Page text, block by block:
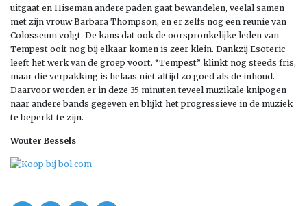
uitgaat en Hiseman andere paden gaat bewandelen, veelal samen
met zijn vrouw Barbara Thompson, en er zelfs nog een reunie van
Colosseum volgt. De kans dat ook de oorspronkelijke leden van
Tempest ooit nog bij elkaar komen is zeer klein. Dankzij Esoteric
leeft het werk van de groep voort. “Tempest” klinkt nog steeds fris,
maar die verpakking is helaas niet altijd zo goed als de inhoud.
Daarvoor worden er in deze 35 minuten teveel muzikale knipogen
naar andere bands gegeven en blijkt het progressieve in de muziek
te beperkt te zijn.
Wouter Bessels